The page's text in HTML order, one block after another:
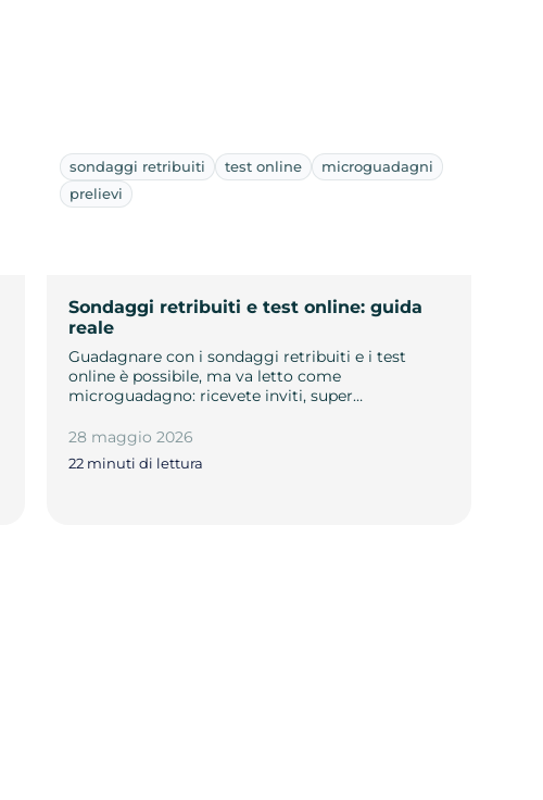
sondaggi retribuiti test online
microguadagni
prelievi
Sondaggi retribuiti e test online: guida
reale
Guadagnare con i sondaggi retribuiti e i test
online è possibile, ma va letto come
microguadagno: ricevete inviti, super…
28 maggio 2026
22 minuti di lettura